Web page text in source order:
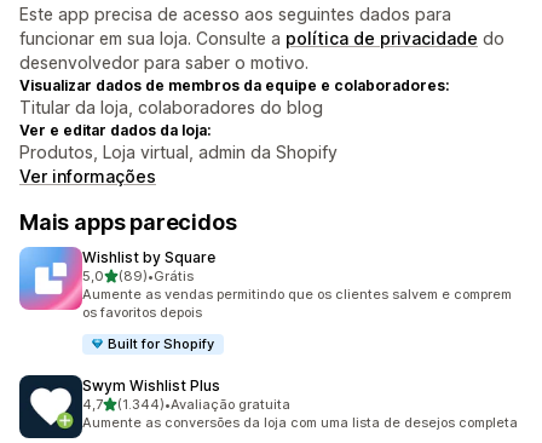
Este app precisa de acesso aos seguintes dados para
funcionar em sua loja. Consulte a política de privacidade do
desenvolvedor para saber o motivo.
Visualizar dados de membros da equipe e colaboradores:
Titular da loja, colaboradores do blog
Ver e editar dados da loja:
Produtos, Loja virtual, admin da Shopify
Ver informações
Mais apps parecidos
Wishlist by Square
5,0de 5 estrelas
(89)
89 avaliações ao todo
•Grátis
Aumente as vendas permitindo que os clientes salvem e comprem
os favoritos depois
Built for Shopify
Swym Wishlist Plus
4,7de 5 estrelas
(1.344)
1344 avaliações ao todo
•Avaliação gratuita
Aumente as conversões da loja com uma lista de desejos completa